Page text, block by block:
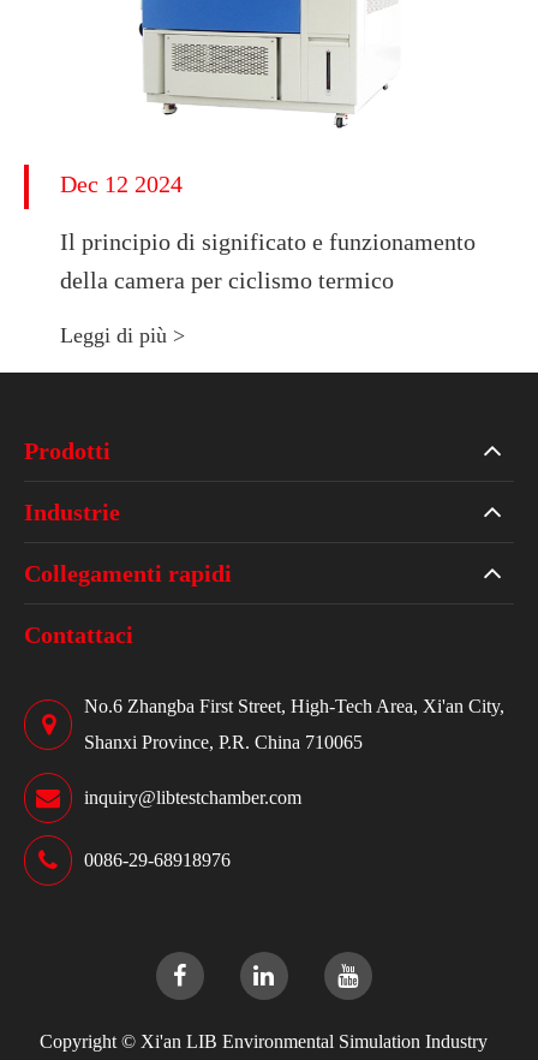
Dec 12 2024
Il principio di significato e funzionamento
della camera per ciclismo termico
Leggi di più >
Prodotti
Industrie
Collegamenti rapidi
Contattaci
No.6 Zhangba First Street, High-Tech Area, Xi'an City,
Shanxi Province, P.R. China 710065
inquiry@libtestchamber.com
0086-29-68918976
Copyright © Xi'an LIB Environmental Simulation Industry